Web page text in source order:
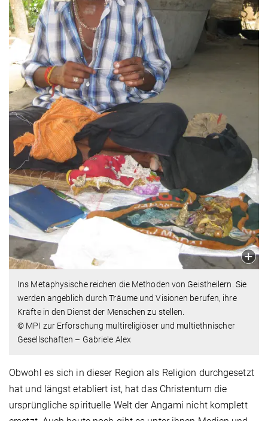
Ins Metaphysische reichen die Methoden von Geistheilern. Sie
werden angeblich durch Träume und Visionen berufen, ihre
Kräfte in den Dienst der Menschen zu stellen.
© MPI zur Erforschung multireligiöser und multiethnischer
Gesellschaften – Gabriele Alex
Obwohl es sich in dieser Region als Religion durchgesetzt
hat und längst etabliert ist, hat das Christentum die
ursprüngliche spirituelle Welt der Angami nicht komplett